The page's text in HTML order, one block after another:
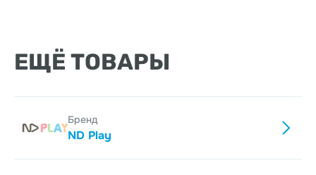
ЕЩЁ ТОВАРЫ
Бренд
ND Play